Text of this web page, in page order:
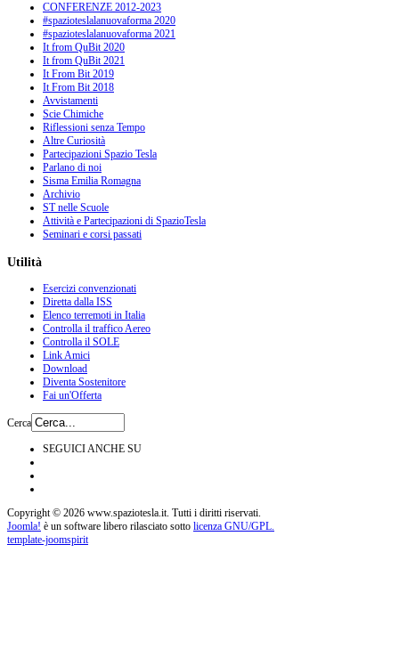
CONFERENZE 2012-2023
#spazioteslalanuovaforma 2020
#spazioteslalanuovaforma 2021
It from QuBit 2020
It from QuBit 2021
It From Bit 2019
It From Bit 2018
Avvistamenti
Scie Chimiche
Riflessioni senza Tempo
Altre Curiosità
Partecipazioni Spazio Tesla
Parlano di noi
Sisma Emilia Romagna
Archivio
ST nelle Scuole
Attività e Partecipazioni di SpazioTesla
Seminari e corsi passati
Utilità
Esercizi convenzionati
Diretta dalla ISS
Elenco terremoti in Italia
Controlla il traffico Aereo
Controlla il SOLE
Link Amici
Download
Diventa Sostenitore
Fai un'Offerta
Cerca
SEGUICI ANCHE SU
Copyright © 2026 www.spaziotesla.it. Tutti i diritti riservati.
Joomla! è un software libero rilasciato sotto licenza GNU/GPL.
template-joomspirit